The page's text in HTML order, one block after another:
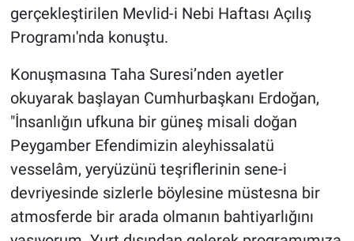
gerçekleştirilen Mevlid-i Nebi Haftası Açılış
Programı'nda konuştu.
Konuşmasına Taha Suresi’nden ayetler
okuyarak başlayan Cumhurbaşkanı Erdoğan,
"İnsanlığın ufkuna bir güneş misali doğan
Peygamber Efendimizin aleyhissalatü
vesselâm, yeryüzünü teşriflerinin sene-i
devriyesinde sizlerle böylesine müstesna bir
atmosferde bir arada olmanın bahtiyarlığını